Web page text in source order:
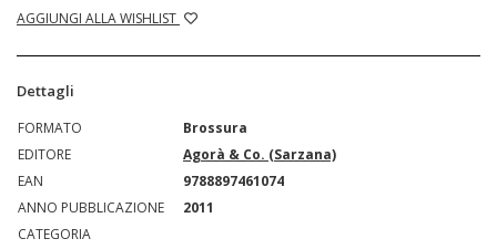
AGGIUNGI ALLA WISHLIST
Dettagli
FORMATO
Brossura
EDITORE
Agorà & Co. (Sarzana)
EAN
9788897461074
ANNO PUBBLICAZIONE
2011
CATEGORIA